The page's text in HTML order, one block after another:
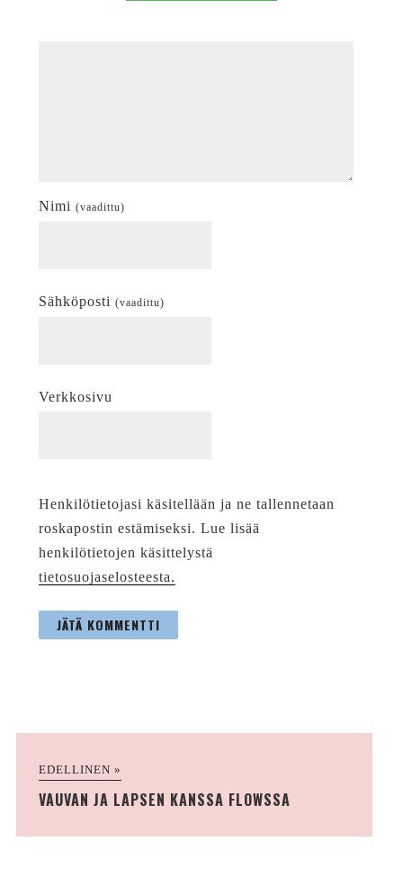
Nimi (vaadittu)
Sähköposti (vaadittu)
Verkkosivu
Henkilötietojasi käsitellään ja ne tallennetaan
roskapostin estämiseksi. Lue lisää
henkilötietojen käsittelystä
tietosuojaselosteesta.
EDELLINEN »
VAUVAN JA LAPSEN KANSSA FLOWSSA